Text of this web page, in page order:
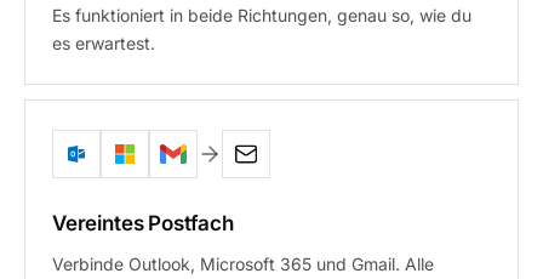
Es funktioniert in beide Richtungen, genau so, wie du
es erwartest.
Vereintes Postfach
Verbinde Outlook, Microsoft 365 und Gmail. Alle